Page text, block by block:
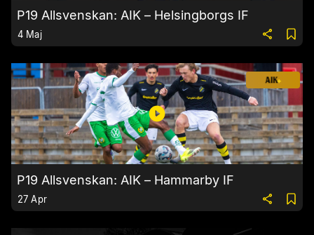
P19 Allsvenskan: AIK – Helsingborgs IF
4 Maj
P19 Allsvenskan: AIK – Hammarby IF
27 Apr